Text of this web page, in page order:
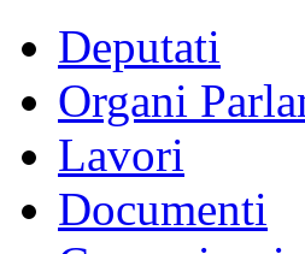
Deputati
Organi
Lavori
Documenti